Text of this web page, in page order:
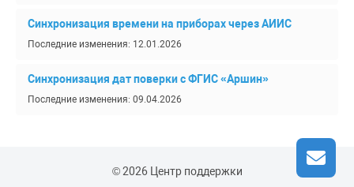
Синхронизация времени на приборах через АИИС
Последние изменения: 12.01.2026
Синхронизация дат поверки с ФГИС «Аршин»
Последние изменения: 09.04.2026
© 2026 Центр поддержки